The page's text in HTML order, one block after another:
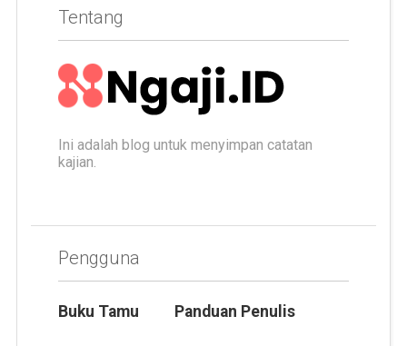
Tentang
Ini adalah blog untuk menyimpan catatan
kajian.
Pengguna
Buku Tamu Panduan Penulis